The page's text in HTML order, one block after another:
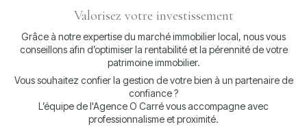
Valorisez votre investissement
Grâce à notre expertise du marché immobilier local, nous vous
conseillons afin d’optimiser la rentabilité et la pérennité de votre
patrimoine immobilier.
Vous souhaitez confier la gestion de votre bien à un partenaire de
confiance ?
L’équipe de l'Agence O Carré vous accompagne avec
professionnalisme et proximité.